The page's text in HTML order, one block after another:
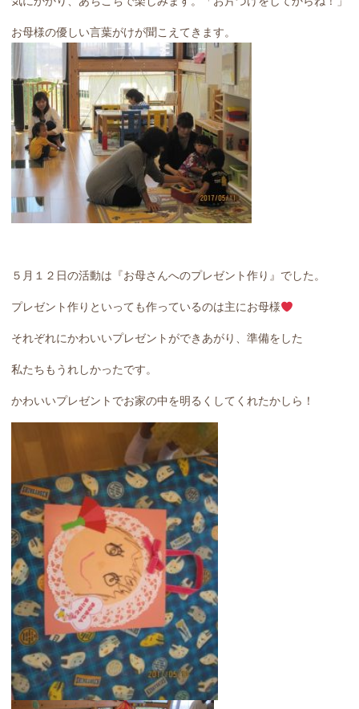
お母様の優しい言葉がけが聞こえてきます。
５月１２日の活動は『お母さんへのプレゼント作り』でした。
プレゼント作りといっても作っているのは主にお母様
それぞれにかわいいプレゼントができあがり、準備をした
私たちもうれしかったです。
かわいいプレゼントでお家の中を明るくしてくれたかしら！